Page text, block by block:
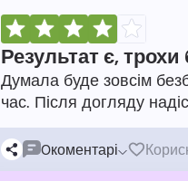
Результат є,
Думала буде зовсім
0коментарі